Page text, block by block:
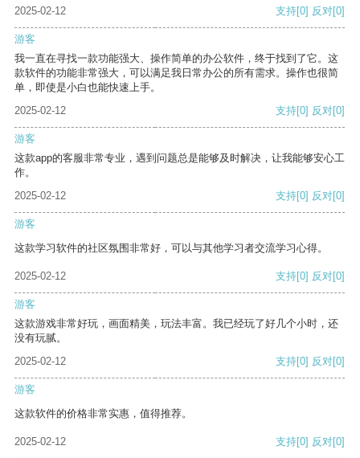
2025-02-12 支持[0] 反对[0]
游客
我一直在寻找一款功能强大、操作简单的办公软件，终于找到了它。这
款软件的功能非常强大，可以满足我日常办公的所有需求。操作也很简
单，即使是小白也能快速上手。
2025-02-12
支持[0] 反对[0]
游客
这款app的客服非常专业，遇到问题总是能够及时解决，让我能够安心工
作。
2025-02-12
支持[0] 反对[0]
游客
这款学习软件的社区氛围非常好，可以与其他学习者交流学习心得。
2025-02-12 支持[0] 反对[0]
游客
这款游戏非常好玩，画面精美，玩法丰富。我已经玩了好几个小时，还
没有玩腻。
2025-02-12
支持[0] 反对[0]
游客
这款软件的价格非常实惠，值得推荐。
2025-02-12 支持[0] 反对[0]